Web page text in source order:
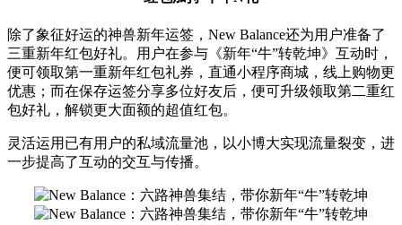
除了象征好运的神兽新年运签，New Balance还为用户准备了
三重新年红包好礼。用户在参与《新年“牛”转乾坤》互动时，
便可领取第一重新年红包礼券，直通小程序商城，线上购物更
优惠；而在保存运签分享多位好友后，便可升级领取第二重红
包好礼，解锁更大面额的超值红包。
灵活运用已有用户的私域流量池，以小博大实现流量裂变，进
一步提高了互动的交互与传播。